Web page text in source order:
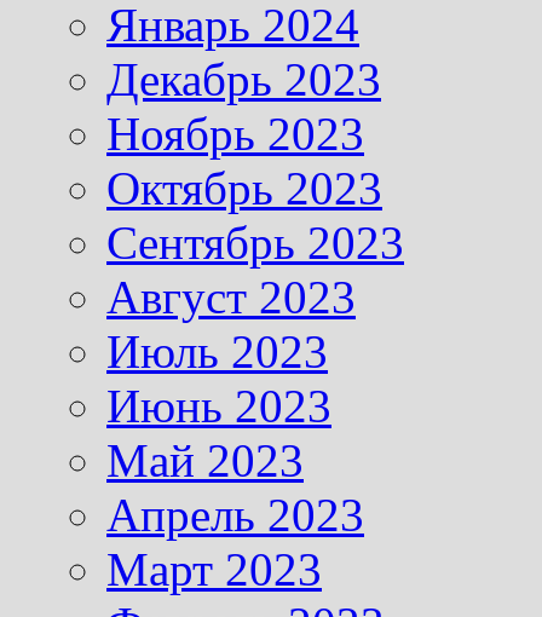
Январь 2024
Декабрь 2023
Ноябрь 2023
Октябрь 2023
Сентябрь 2023
Август 2023
Июль 2023
Июнь 2023
Май 2023
Апрель 2023
Март 2023